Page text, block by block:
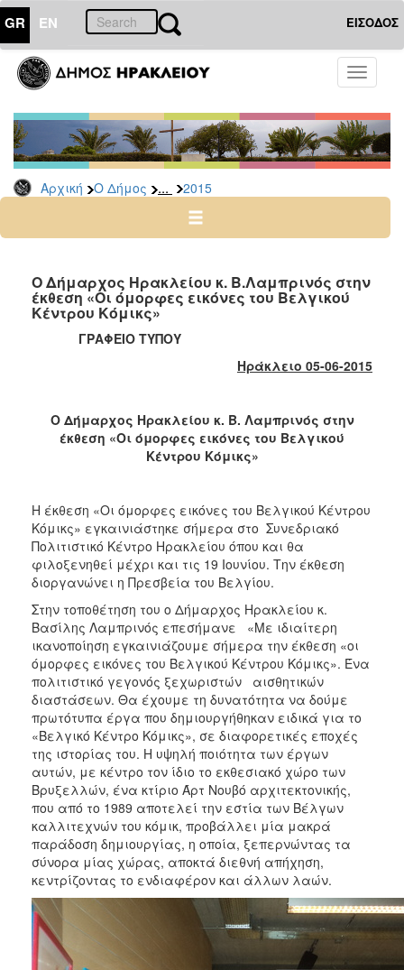
GR EN ΕΙΣΟΔΟΣ
Toggle
Αρχική Ο Δήμος ... 2015
ΔΗΜΟΣ
Δελτία
Τύπου
Αρχείο
2026
2024
2022
2017
2013
2012
2011
2006
ΤΟΠΟΣ
ΠΟΛΙΤΙΣΜΟΣ
ΑΝΘΕΚΤΙΚΗ
ΠΟΛΗ
Ο Δήμαρχος Ηρακλείου κ. Β.Λαμπρινός στην
έκθεση «Οι όμορφες εικόνες του Βελγικού
Κέντρου Κόμικς»
ΓΡΑΦΕΙΟ ΤΥΠΟΥ
Ηράκλειο 05-06-2015
Ο Δήμαρχος Ηρακλείου κ. Β. Λαμπρινός στην
έκθεση «Οι όμορφες εικόνες του Βελγικού
Κέντρου Κόμικς»
Η έκθεση «Οι όμορφες εικόνες του Βελγικού Κέντρου
Κόμικς» εγκαινιάστηκε σήμερα στο Συνεδριακό
Πολιτιστικό Κέντρο Ηρακλείου όπου και θα
φιλοξενηθεί μέχρι και τις 19 Ιουνίου. Την έκθεση
διοργανώνει η Πρεσβεία του Βελγίου.
Στην τοποθέτηση του ο Δήμαρχος Ηρακλείου κ.
Βασίλης Λαμπρινός επεσήμανε «Με ιδιαίτερη
ικανοποίηση εγκαινιάζουμε σήμερα την έκθεση «οι
όμορφες εικόνες του Βελγικού Κέντρου Κόμικς». Ένα
πολιτιστικό γεγονός ξεχωριστών αισθητικών
διαστάσεων. Θα έχουμε τη δυνατότητα να δούμε
πρωτότυπα έργα που δημιουργήθηκαν ειδικά για το
«Βελγικό Κέντρο Κόμικς», σε διαφορετικές εποχές
της ιστορίας του. Η υψηλή ποιότητα των έργων
αυτών, με κέντρο τον ίδιο το εκθεσιακό χώρο των
Βρυξελλών, ένα κτίριο Άρτ Νουβό αρχιτεκτονικής,
που από το 1989 αποτελεί την εστία των Βέλγων
καλλιτεχνών του κόμικ, προβάλλει μία μακρά
παράδοση δημιουργίας, η οποία, ξεπερνώντας τα
σύνορα μίας χώρας, αποκτά διεθνή απήχηση,
κεντρίζοντας το ενδιαφέρον και άλλων λαών.